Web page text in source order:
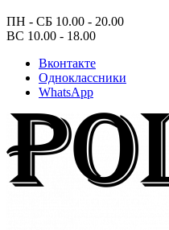
ПН - СБ 10.00 - 20.00
ВС 10.00 - 18.00
Вконтакте
Одноклассники
WhatsApp